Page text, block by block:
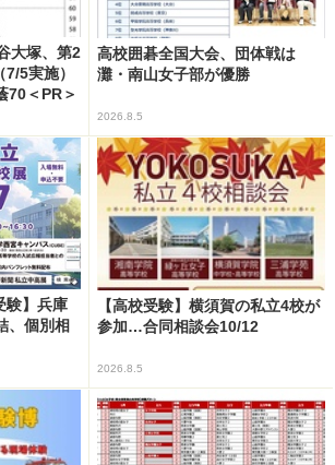
大塚、第2
5実施）
70＜PR＞
高校囲碁全国大会、団体戦は
灘・南山女子部が優勝
2026.8.5
験】兵庫
、個別相
【高校受験】横須賀の私立4校が
参加…合同相談会10/12
2026.8.5